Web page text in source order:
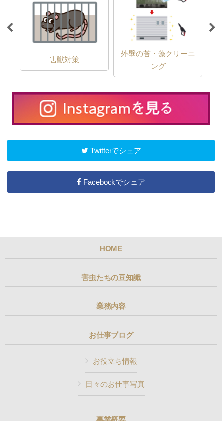
害獣対策
外壁の苔・藻クリーニ
ング
Twitterでシェア
Facebookでシェア
HOME
害虫たちの豆知識
業務内容
お仕事ブログ
お役立ち情報
日々のお仕事写真
事業概要